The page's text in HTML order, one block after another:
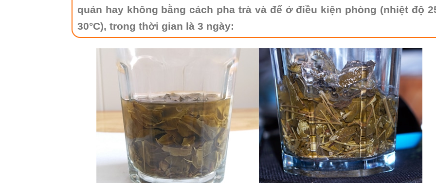
quản hay không bằng cách pha trà và để ở điều kiện phòng (nhiệt độ
30°C), trong thời gian là 3 ngày: